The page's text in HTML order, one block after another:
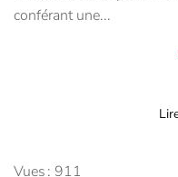
conférant une...
Vues : 911